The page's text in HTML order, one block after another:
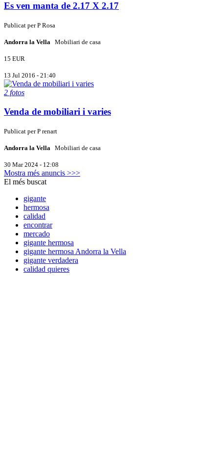
Es ven manta de 2.17 X 2.17
Publicat perP Rosa
Andorra la Vella Mobiliari de casa
15 EUR
13 Jul 2016 - 21:40
2 fotos
Venda de mobiliari i varies
Publicat perP renart
Andorra la Vella Mobiliari de casa
30 Mar 2024 - 12:08
Mostra més anuncis >>>
El més buscat
gigante
hermosa
calidad
encontrar
mercado
gigante hermosa
gigante hermosa Andorra la Vella
gigante verdadera
calidad quieres